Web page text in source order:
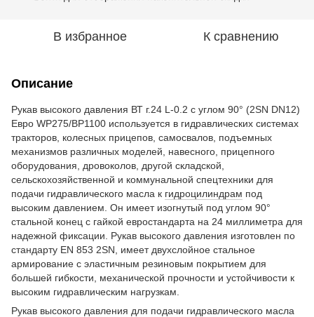
В избранное К сравнению
Описание
Рукав высокого давления ВТ г.24 L-0.2 с углом 90° (2SN DN12)
Евро WP275/BP1100 используется в гидравлических системах
тракторов, колесных прицепов, самосвалов, подъемных
механизмов различных моделей, навесного, прицепного
оборудования, дровоколов, другой складской,
сельскохозяйственной и коммунальной спецтехники для
подачи гидравлического масла к гидроцилиндрам под
высоким давлением. Он имеет изогнутый под углом 90°
стальной конец с гайкой евростандарта на 24 миллиметра для
надежной фиксации. Рукав высокого давления изготовлен по
стандарту EN 853 2SN, имеет двухслойное стальное
армирование с эластичным резиновым покрытием для
большей гибкости, механической прочности и устойчивости к
высоким гидравлическим нагрузкам.
Рукав высокого давления для подачи гидравлического масла